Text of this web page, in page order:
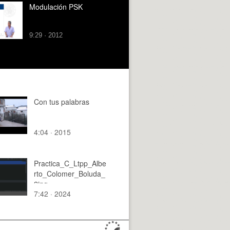
Modulación PSK
9:29 · 2012
Con tus palabras
4:04 · 2015
Practica_C_Ltpp_Albe
rto_Colomer_Boluda_
2ing
7:42 · 2024